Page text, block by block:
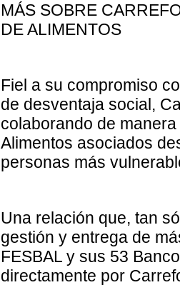
MÁS SOBRE
DE ALIMENTOS
Fiel a su compromiso
de desventaja social,
colaborando de
Alimentos asociados
personas más
Una relación que, tan
gestión y entrega de
FESBAL y sus 53
directamente por